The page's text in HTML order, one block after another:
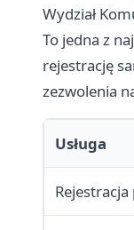
Wydział
To jedna z
rejestrację
zezwolenia
Usługa